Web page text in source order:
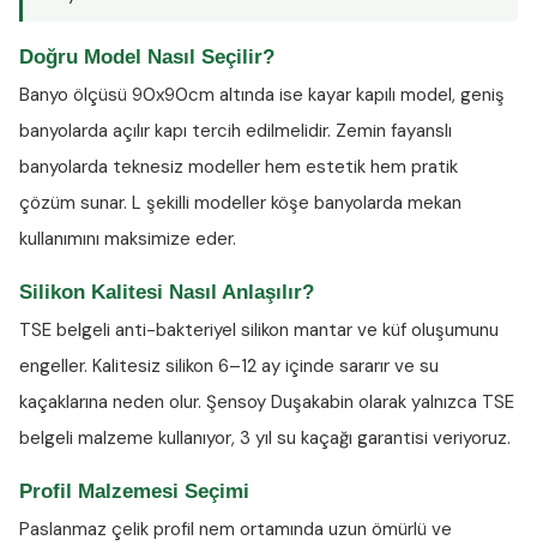
Doğru Model Nasıl Seçilir?
Banyo ölçüsü 90x90cm altında ise kayar kapılı model, geniş
banyolarda açılır kapı tercih edilmelidir. Zemin fayanslı
banyolarda teknesiz modeller hem estetik hem pratik
çözüm sunar. L şekilli modeller köşe banyolarda mekan
kullanımını maksimize eder.
Silikon Kalitesi Nasıl Anlaşılır?
TSE belgeli anti-bakteriyel silikon mantar ve küf oluşumunu
engeller. Kalitesiz silikon 6–12 ay içinde sararır ve su
kaçaklarına neden olur. Şensoy Duşakabin olarak yalnızca TSE
belgeli malzeme kullanıyor, 3 yıl su kaçağı garantisi veriyoruz.
Profil Malzemesi Seçimi
Paslanmaz çelik profil nem ortamında uzun ömürlü ve